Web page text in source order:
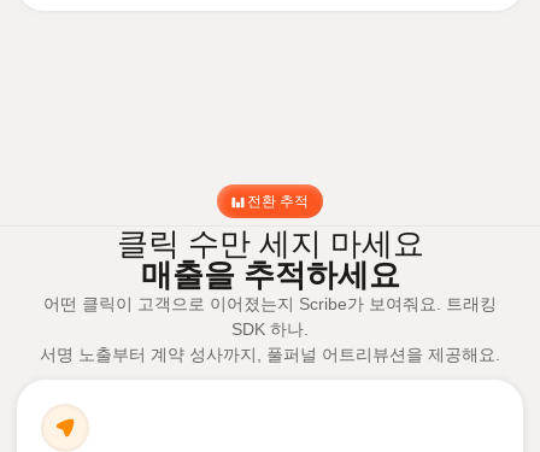
전환 추적
클릭 수만 세지 마세요
매출을 추적하세요
어떤 클릭이 고객으로 이어졌는지 Scribe가 보여줘요. 트래킹
SDK 하나.
서명 노출부터 계약 성사까지, 풀퍼널 어트리뷰션을 제공해요.